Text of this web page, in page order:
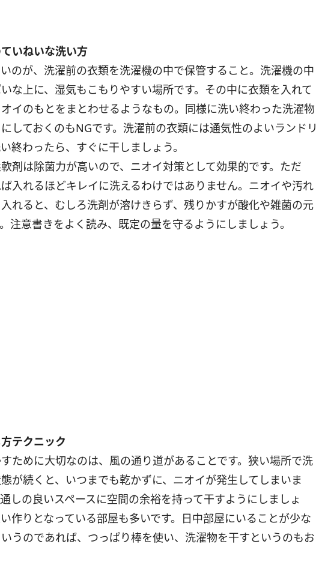
いねいな洗い方
のが、洗濯前の衣類を洗濯機の中で保管すること。洗濯機の中
な上に、湿気もこもりやすい場所です。その中に衣類を入れて
イのもとをまとわせるようなもの。同様に洗い終わった洗濯物
しておくのもNGです。洗濯前の衣類には通気性のよいランドリ
終わったら、すぐに干しましょう。
剤は除菌力が高いので、ニオイ対策として効果的です。ただ
入れるほどキレイに洗えるわけではありません。ニオイや汚れ
れると、むしろ洗剤が溶けきらず、残りかすが酸化や雑菌の元
注意書きをよく読み、既定の量を守るようにしましょう。
テクニック
ために大切なのは、風の通り道があることです。狭い場所で洗
が続くと、いつまでも乾かずに、ニオイが発生してしまいま
しの良いスペースに空間の余裕を持って干すようにしましょ
作りとなっている部屋も多いです。日中部屋にいることが少な
うのであれば、つっぱり棒を使い、洗濯物を干すというのもお